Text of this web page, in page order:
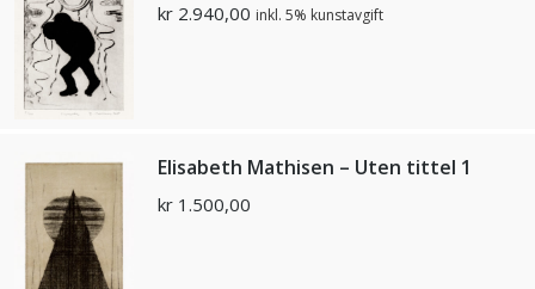
kr 2.940,00 inkl. 5% kunstavgift
Elisabeth Mathisen – Uten tittel 1
kr 1.500,00